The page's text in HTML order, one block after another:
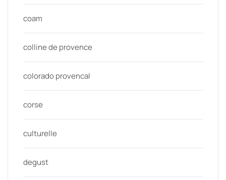
coam
colline de provence
colorado provencal
corse
culturelle
degust